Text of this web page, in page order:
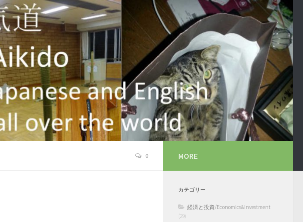
0 MORE
カテゴリー
経済と投資/Economics&Investment
(29)